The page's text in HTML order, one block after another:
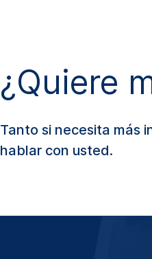
¿Quiere
Tanto si necesita más
hablar con usted.